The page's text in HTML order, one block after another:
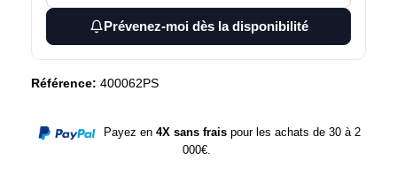
Prévenez-moi dès la disponibilité
Référence: 400062PS
Payez en 4X sans fraispour les achats de 30 à 2
000€.